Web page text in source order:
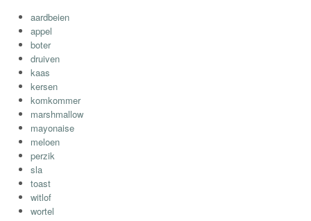
aardbeien
appel
boter
druiven
kaas
kersen
komkommer
marshmallow
mayonaise
meloen
perzik
sla
toast
witlof
wortel